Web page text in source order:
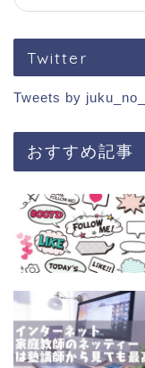
Twitter
Tweets by
おすすめ記事